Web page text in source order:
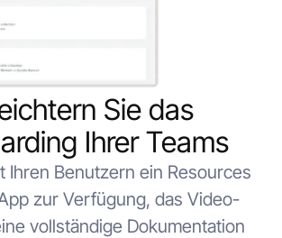
Sie das
Ihrer Teams
Ihren Benutzern ein Resources
zur Verfügung, das Video-
vollständige Dokumentation